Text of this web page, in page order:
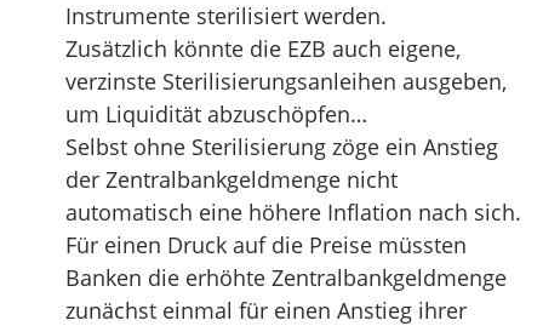
Instrumente sterilisiert werden.
Zusätzlich könnte die EZB auch eigene,
verzinste Sterilisierungsanleihen ausgeben,
um Liquidität abzuschöpfen…
Selbst ohne Sterilisierung zöge ein Anstieg
der Zentralbankgeldmenge nicht
automatisch eine höhere Inflation nach sich.
Für einen Druck auf die Preise müssten
Banken die erhöhte Zentralbankgeldmenge
zunächst einmal für einen Anstieg ihrer